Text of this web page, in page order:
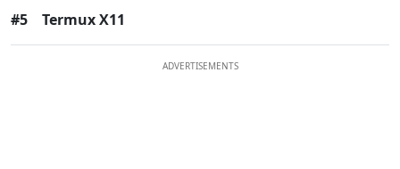
#5 Termux X11
ADVERTISEMENTS